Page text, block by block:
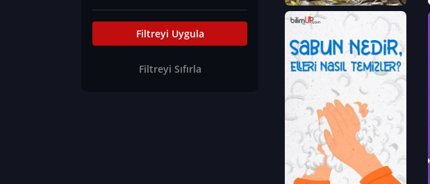
Eğitim Bilimleri
İlknur İyigökler
Büşra Elif Kıvrak
Can TORUN
Filtreyi Uygula
Filtreyi Sıfırla